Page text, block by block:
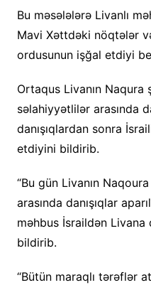
Bu məsələlərə Livanlı
Mavi Xəttdəki nöqtələr
ordusunun işğal etdiyi
Ortaqus Livanın Naqura
səlahiyyətlilər arasında
danışıqlardan sonra
etdiyini bildirib.
“Bu gün Livanın
arasında danışıqlar
məhbus İsraildən Livana
bildirib.
“Bütün maraqlı tərəflər